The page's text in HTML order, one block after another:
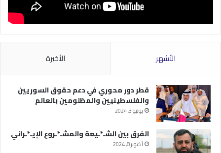
الأشهر الأخيرة
قطر دور محوري في دعم حقوق السوريين
والفلسطينيين والمظلومين بالعالم
يوليو 3, 2024
الفرق بين الشـ*ـيعة والمشـ*ـروع الإيـ*ـراني
أكتوبر 8, 2024